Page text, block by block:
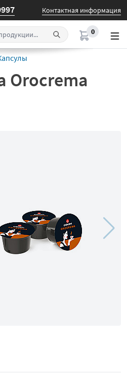
Контактная информация
0
Orocrema